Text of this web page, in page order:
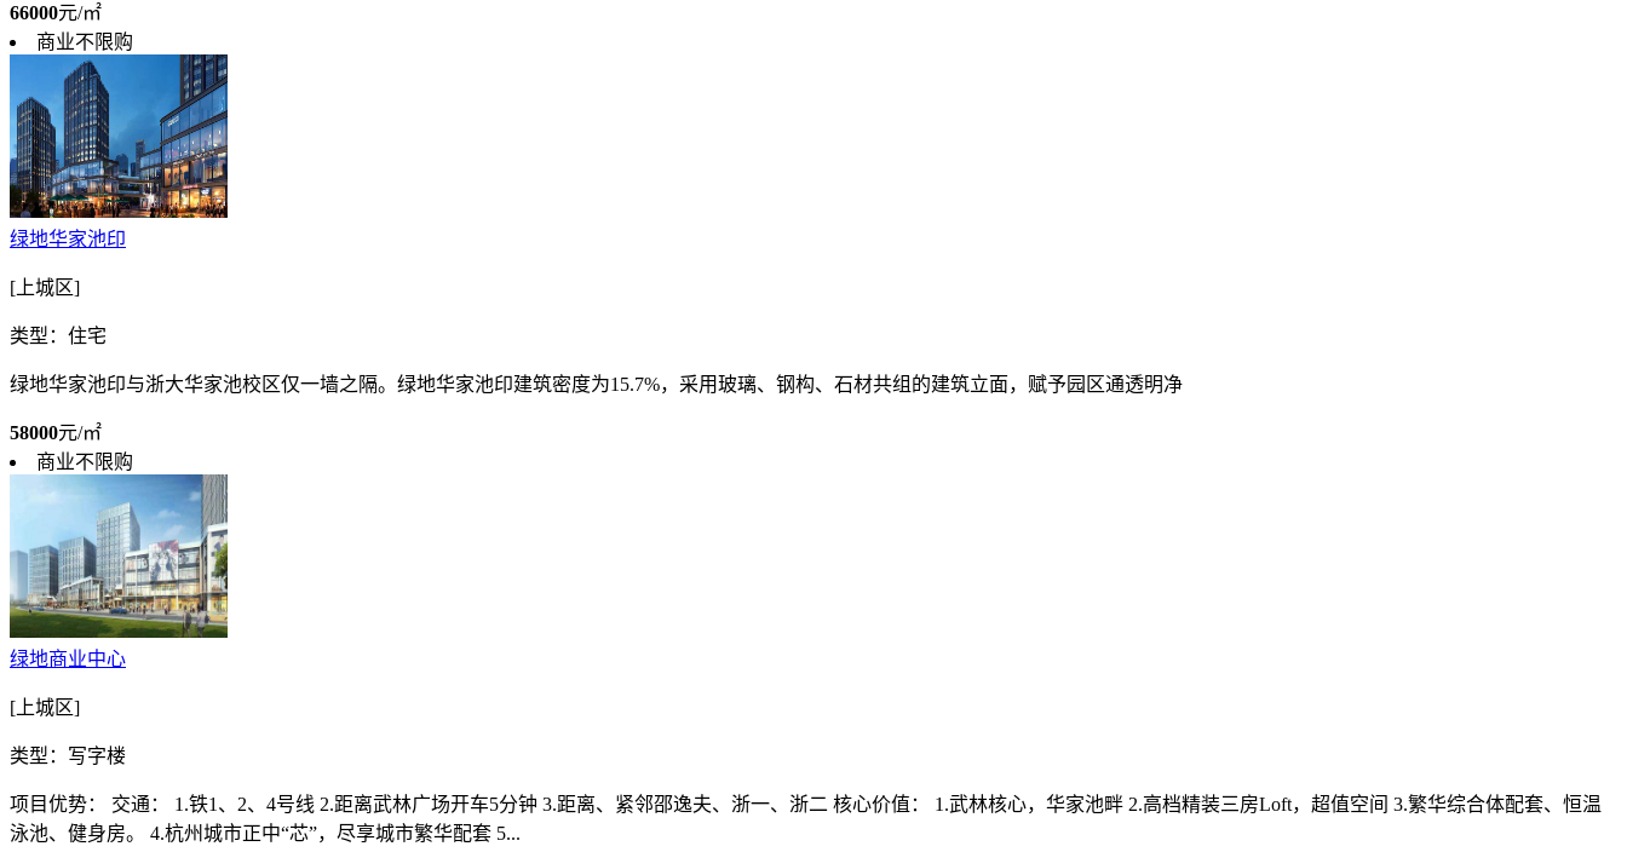
66000元/㎡
商业不限购
绿地华家池印
[上城区]
类型：住宅
绿地华家池印与浙大华家池校区仅一墙之隔。绿地华家池印建筑密度为15.7%，采用玻璃、钢构、石材共组的建筑立面，赋予园区通透明净
58000元/㎡
商业不限购
绿地商业中心
[上城区]
类型：写字楼
项目优势： 交通： 1.铁1、2、4号线 2.距离武林广场开车5分钟 3.距离、紧邻邵逸夫、浙一、浙二 核心价值： 1.武林核心，华家池畔 2.高档精装三房Loft，超值空间 3.繁华综合体配套、恒温
泳池、健身房。 4.杭州城市正中“芯”，尽享城市繁华配套 5...